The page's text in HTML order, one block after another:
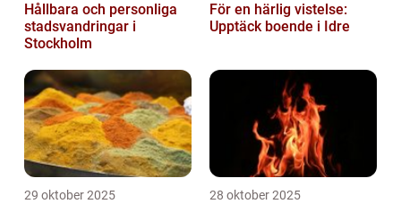
Hållbara och personliga
stadsvandringar i
Stockholm
För en härlig vistelse:
Upptäck boende i Idre
29 oktober 2025 28 oktober 2025